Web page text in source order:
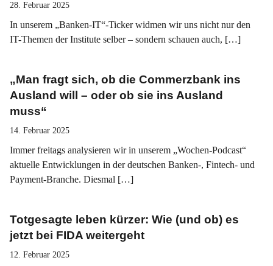
28. Februar 2025
In unserem „Banken-IT“-Ticker widmen wir uns nicht nur den
IT-Themen der Institute selber – sondern schauen auch, […]
„Man fragt sich, ob die Commerzbank ins
Ausland will – oder ob sie ins Ausland
muss“
14. Februar 2025
Immer freitags analysieren wir in unserem „Wochen-Podcast“
aktuelle Entwicklungen in der deutschen Banken-, Fintech- und
Payment-Branche. Diesmal […]
Totgesagte leben kürzer: Wie (und ob) es
jetzt bei FIDA weitergeht
12. Februar 2025